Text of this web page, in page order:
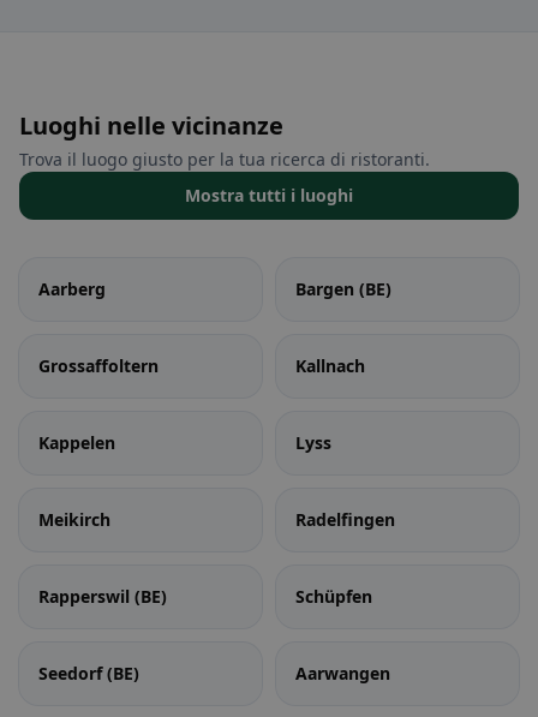
Luoghi nelle vicinanze
Trova il luogo giusto per la tua ricerca di ristoranti.
Mostra tutti i luoghi
Aarberg Bargen (BE)
Grossaffoltern Kallnach
Kappelen Lyss
Meikirch Radelfingen
Rapperswil (BE) Schüpfen
Seedorf (BE) Aarwangen